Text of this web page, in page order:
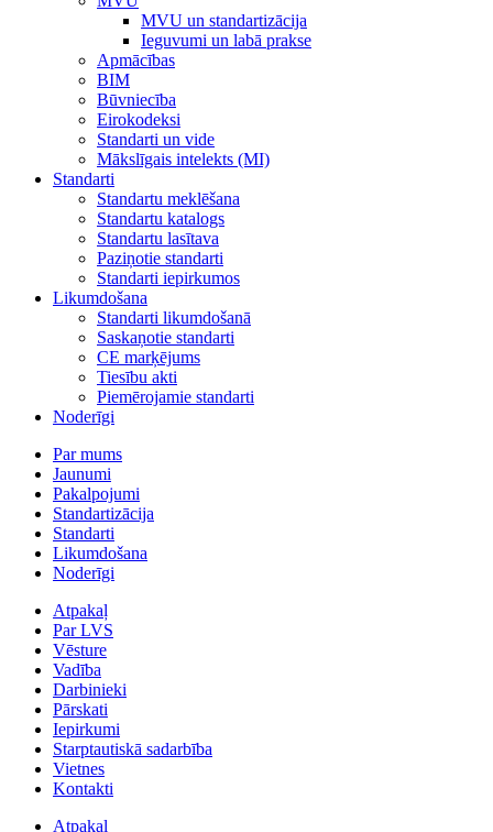
MVU un standartizācija
Ieguvumi un labā prakse
Apmācības
BIM
Būvniecība
Eirokodeksi
Standarti un vide
Mākslīgais intelekts (MI)
Standarti
Standartu meklēšana
Standartu katalogs
Standartu lasītava
Paziņotie standarti
Standarti iepirkumos
Likumdošana
Standarti likumdošanā
Saskaņotie standarti
CE marķējums
Tiesību akti
Piemērojamie standarti
Noderīgi
Par mums
Jaunumi
Pakalpojumi
Standartizācija
Standarti
Likumdošana
Noderīgi
Atpakaļ
Par LVS
Vēsture
Vadība
Darbinieki
Pārskati
Iepirkumi
Starptautiskā sadarbība
Vietnes
Kontakti
Atpakaļ